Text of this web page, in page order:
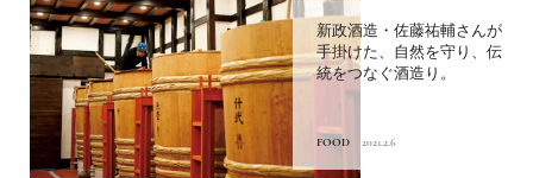
新政酒造・佐藤祐輔さんが
手掛けた、自然を守り、伝
統をつなぐ酒造り。
FOOD 2021.2.6